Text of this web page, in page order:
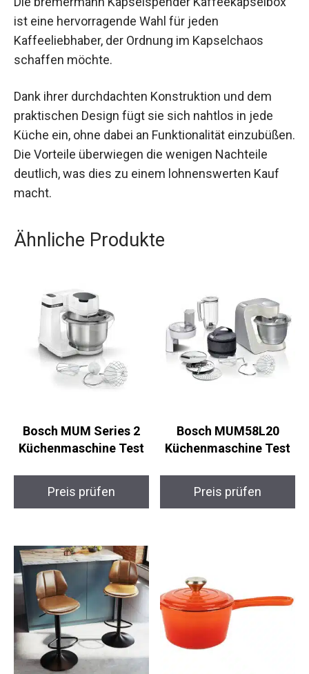
ist eine hervorragende Wahl für jeden
Kaffeeliebhaber, der Ordnung im Kapselchaos
schaffen möchte.
Dank ihrer durchdachten Konstruktion und dem
praktischen Design fügt sie sich nahtlos in jede
Küche ein, ohne dabei an Funktionalität einzubüßen.
Die Vorteile überwiegen die wenigen Nachteile
deutlich, was dies zu einem lohnenswerten Kauf
macht.
Ähnliche Produkte
Bosch MUM Series 2
Küchenmaschine Test
Preis prüfen
Bosch MUM58L20
Küchenmaschine Test
Preis prüfen